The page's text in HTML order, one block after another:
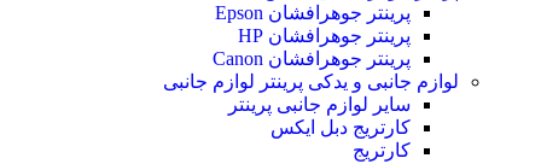
پرینتر جوهرافشان Epson
پرینتر جوهرافشان HP
پرینتر جوهرافشان Canon
لوازم جانبی و یدکی پرینتر لوازم جانبی
سایر لوازم جانبی پرینتر
کارتریج دبل ایکس
کارتریج